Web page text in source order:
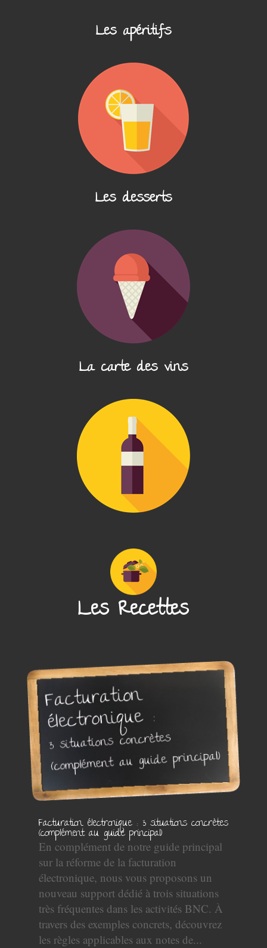
Les apéritifs
Les desserts
La carte des vins
Les Recettes
Facturation électronique : 3 situations concrètes
(complément au guide principal)
En complément de notre guide principal
sur la réforme de la facturation
électronique, nous vous proposons un
nouveau support dédié à trois situations
très fréquentes dans les activités BNC. À
travers des exemples concrets, découvrez
les règles applicables aux notes de...